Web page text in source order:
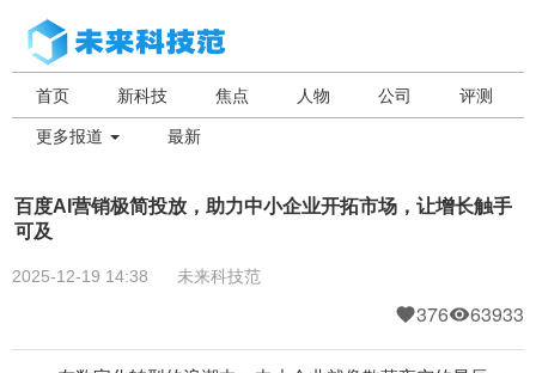
首页 新科技 焦点 人物 公司 评测
更多报道 最新
百度AI营销极简投放，助力中小企业开拓市场，让增长触手
可及
2025-12-19 14:38 未来科技范
376 63933